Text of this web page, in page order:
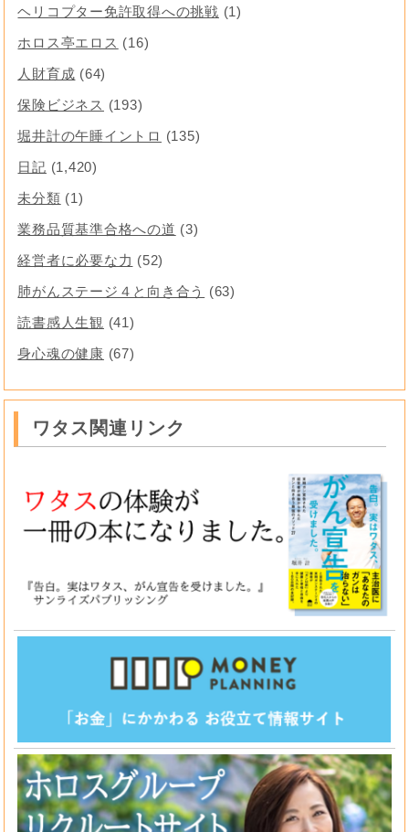
ヘリコプター免許取得への挑戦 (1)
ホロス亭エロス (16)
人財育成 (64)
保険ビジネス (193)
堀井計の午睡イントロ (135)
日記 (1,420)
未分類 (1)
業務品質基準合格への道 (3)
経営者に必要な力 (52)
肺がんステージ４と向き合う
(63)
読書感人生観 (41)
身心魂の健康 (67)
ワタス関連リンク